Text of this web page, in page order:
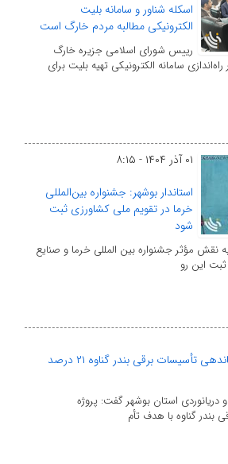
اسکله شناور و سامانه بلیت
الکترونیکی مطالبه مردم خارگ است
رییس شورای اسلامی جزیره خارگ
سامانه الکترونیکی تهیه بلیت برای
استاندار بوشهر: جشنواره بین‌المللی
خرما در تقویم ملی کشاورزی ثبت
شود
به نقش مؤثر جشنواره بین المللی خرما و صنایع
این رو
ارجمندزاده: پروژه ساماندهی تأسیسات برقی بندر گناوه ۲۱ درصد
استان بوشهر گفت: پروژه
گناوه با هدف تأم